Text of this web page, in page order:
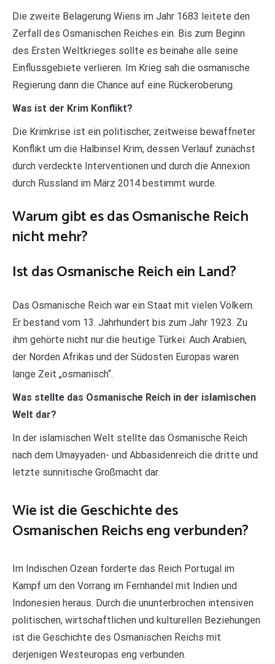
Die zweite Belagerung Wiens im Jahr 1683 leitete den
Zerfall des Osmanischen Reiches ein. Bis zum Beginn
des Ersten Weltkrieges sollte es beinahe alle seine
Einflussgebiete verlieren. Im Krieg sah die osmanische
Regierung dann die Chance auf eine Rückeroberung.
Was ist der Krim Konflikt?
Die Krimkrise ist ein politischer, zeitweise bewaffneter
Konflikt um die Halbinsel Krim, dessen Verlauf zunächst
durch verdeckte Interventionen und durch die Annexion
durch Russland im März 2014 bestimmt wurde.
Warum gibt es das Osmanische Reich
nicht mehr?
Ist das Osmanische Reich ein Land?
Das Osmanische Reich war ein Staat mit vielen Völkern.
Er bestand vom 13. Jahrhundert bis zum Jahr 1923. Zu
ihm gehörte nicht nur die heutige Türkei: Auch Arabien,
der Norden Afrikas und der Südosten Europas waren
lange Zeit „osmanisch“.
Was stellte das Osmanische Reich in der islamischen
Welt dar?
In der islamischen Welt stellte das Osmanische Reich
nach dem Umayyaden- und Abbasidenreich die dritte und
letzte sunnitische Großmacht dar.
Wie ist die Geschichte des
Osmanischen Reichs eng verbunden?
Im Indischen Ozean forderte das Reich Portugal im
Kampf um den Vorrang im Fernhandel mit Indien und
Indonesien heraus. Durch die ununterbrochen intensiven
politischen, wirtschaftlichen und kulturellen Beziehungen
ist die Geschichte des Osmanischen Reichs mit
derjenigen Westeuropas eng verbunden.